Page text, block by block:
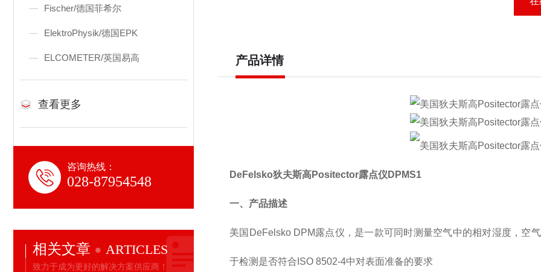
Fischer/德国菲希尔
ElektroPhysik/德国EPK
ELCOMETER/英国易高
查看更多
咨询热线：
028-87954548
相关文章 ARTICLES
致力于成为更好的解决方案供应商！
①
②
产品详情
DeFelsko狄夫斯高Positector露点仪DPMS1
一、产品描述
美国DeFelsko DPM露点仪，是一款可同时测量空气中的相对湿度，空
于检测是否符合ISO 8502-4中对表面准备的要求